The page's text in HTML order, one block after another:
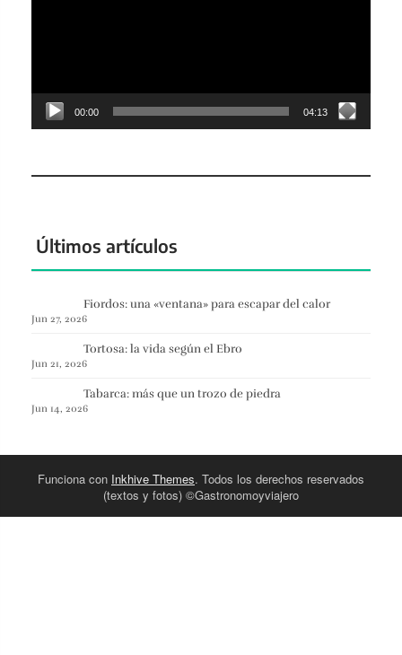
00:00 04:13
Últimos artículos
Fiordos: una «ventana» para escapar del calor
Jun 27, 2026
Tortosa: la vida según el Ebro
Jun 21, 2026
Tabarca: más que un trozo de piedra
Jun 14, 2026
Funciona con Inkhive Themes. Todos los derechos reservados
(textos y fotos) ©Gastronomoyviajero